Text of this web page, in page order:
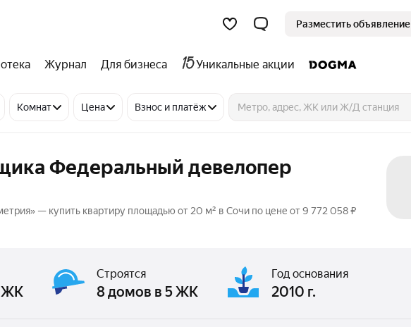
Разместить объявление
Журнал Для бизнеса Уникальные акции
Комнат Цена Взнос и платёж
Федеральный девелопер
— купить квартиру площадью от 20 м² в Сочи по цене от 9 772 058 ₽
ЖК
Строятся
8 домов в 5 ЖК
Год основания
2010 г.